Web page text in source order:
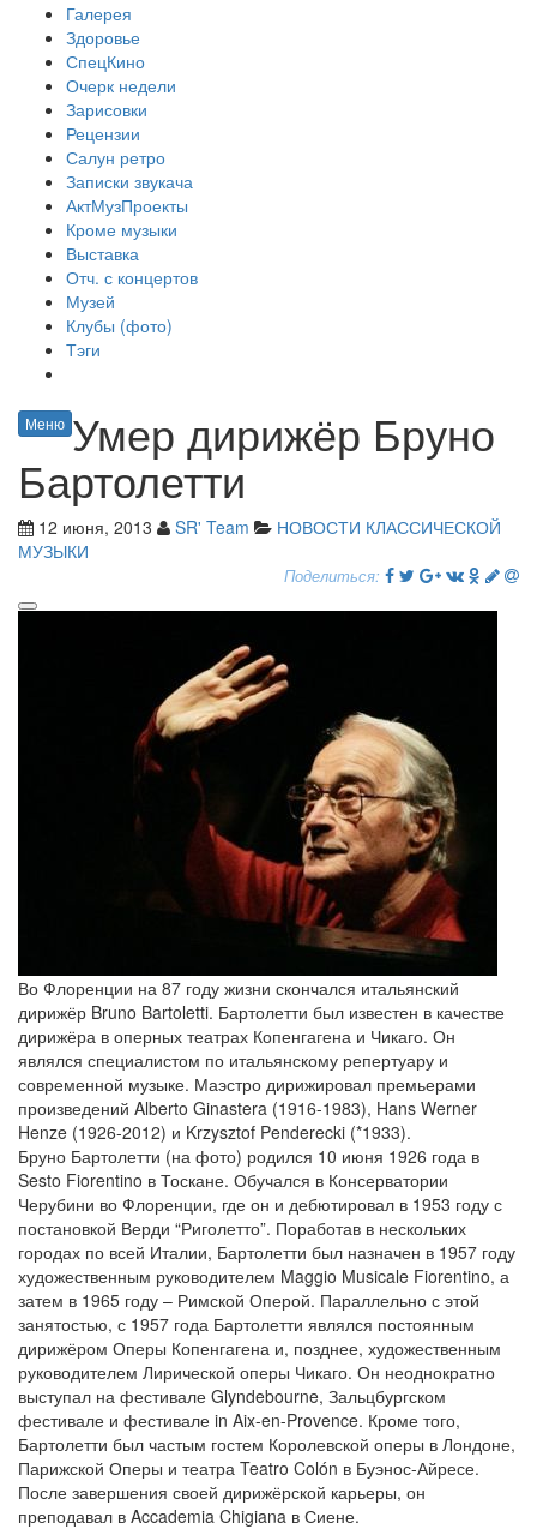
Галерея
Здоровье
СпецКино
Очерк недели
Зарисовки
Рецензии
Салун ретро
Записки звукача
АктМузПроекты
Кроме музыки
Выставка
Отч. с концертов
Музей
Клубы (фото)
Тэги
Меню Умер дирижёр Бруно
Бартолетти
12 июня, 2013 SR' Team
НОВОСТИ КЛАССИЧЕСКОЙ
МУЗЫКИ
Поделиться:
Во Флоренции на 87 году жизни скончался итальянский
дирижёр Bruno Bartoletti. Бартолетти был известен в качестве
дирижёра в оперных театрах Копенгагена и Чикаго. Он
являлся специалистом по итальянскому репертуару и
современной музыке. Маэстро дирижировал премьерами
произведений Alberto Ginastera (1916-1983), Hans Werner
Henze (1926-2012) и Krzysztof Penderecki (*1933).
Бруно Бартолетти (на фото) родился 10 июня 1926 года в
Sesto Fiorentino в Тоскане. Обучался в Консерватории
Черубини во Флоренции, где он и дебютировал в 1953 году с
постановкой Верди “Риголетто”. Поработав в нескольких
городах по всей Италии, Бартолетти был назначен в 1957 году
художественным руководителем Maggio Musicale Fiorentino, а
затем в 1965 году – Римской Оперой. Параллельно с этой
занятостью, с 1957 года Бартолетти являлся постоянным
дирижёром Оперы Копенгагена и, позднее, художественным
руководителем Лирической оперы Чикаго. Он неоднократно
выступал на фестивале Glyndebourne, Зальцбургском
фестивале и фестивале in Aix-en-Provence. Кроме того,
Бартолетти был частым гостем Королевской оперы в Лондоне,
Парижской Оперы и театра Teatro Colón в Буэнос-Айресе.
После завершения своей дирижёрской карьеры, он
преподавал в Accademia Chigiana в Сиене.